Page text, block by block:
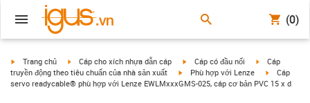
(0)
igus-icon-arrow-right
Trang chủ igus-icon-arrow-right
Cáp cho xích nhựa dẫn cáp igus-icon-arrow-right
Cáp có đầu nối igus-icon-
Cáp
truyền động theo tiêu chuẩn của nhà sản xuất
igus-icon-arrow-right
Phù hợp với Lenze igus-icon-
Cáp
servo readycable® phù hợp với Lenze EWLMxxxGMS-025, cáp cơ bản PVC 15 x d